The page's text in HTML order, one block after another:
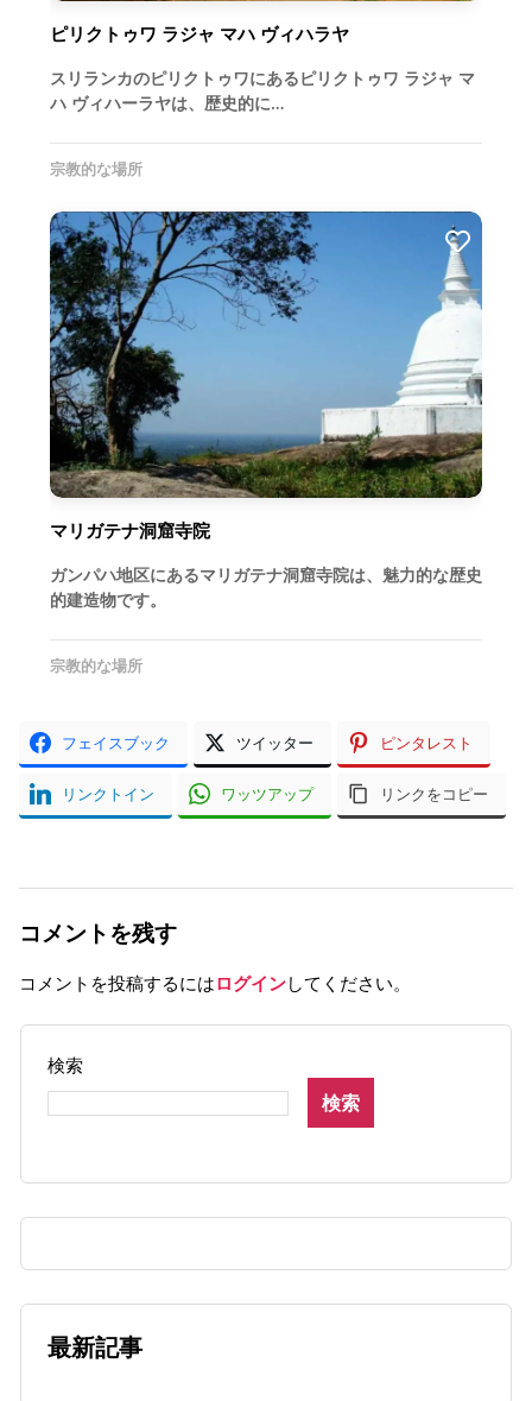
ピリクトゥワ ラジャ マハ ヴィハラヤ
スリランカのピリクトゥワにあるピリクトゥワ ラジャ マ
ハ ヴィハーラヤは、歴史的に…
宗教的な場所
マリガテナ洞窟寺院
ガンパハ地区にあるマリガテナ洞窟寺院は、魅力的な歴史
的建造物です。
宗教的な場所
フェイスブック ツイッター ピンタレスト
リンクトイン ワッツアップ リンクをコピー
コメントを残す
コメントを投稿するにはログインしてください。
検索
検索
最新記事